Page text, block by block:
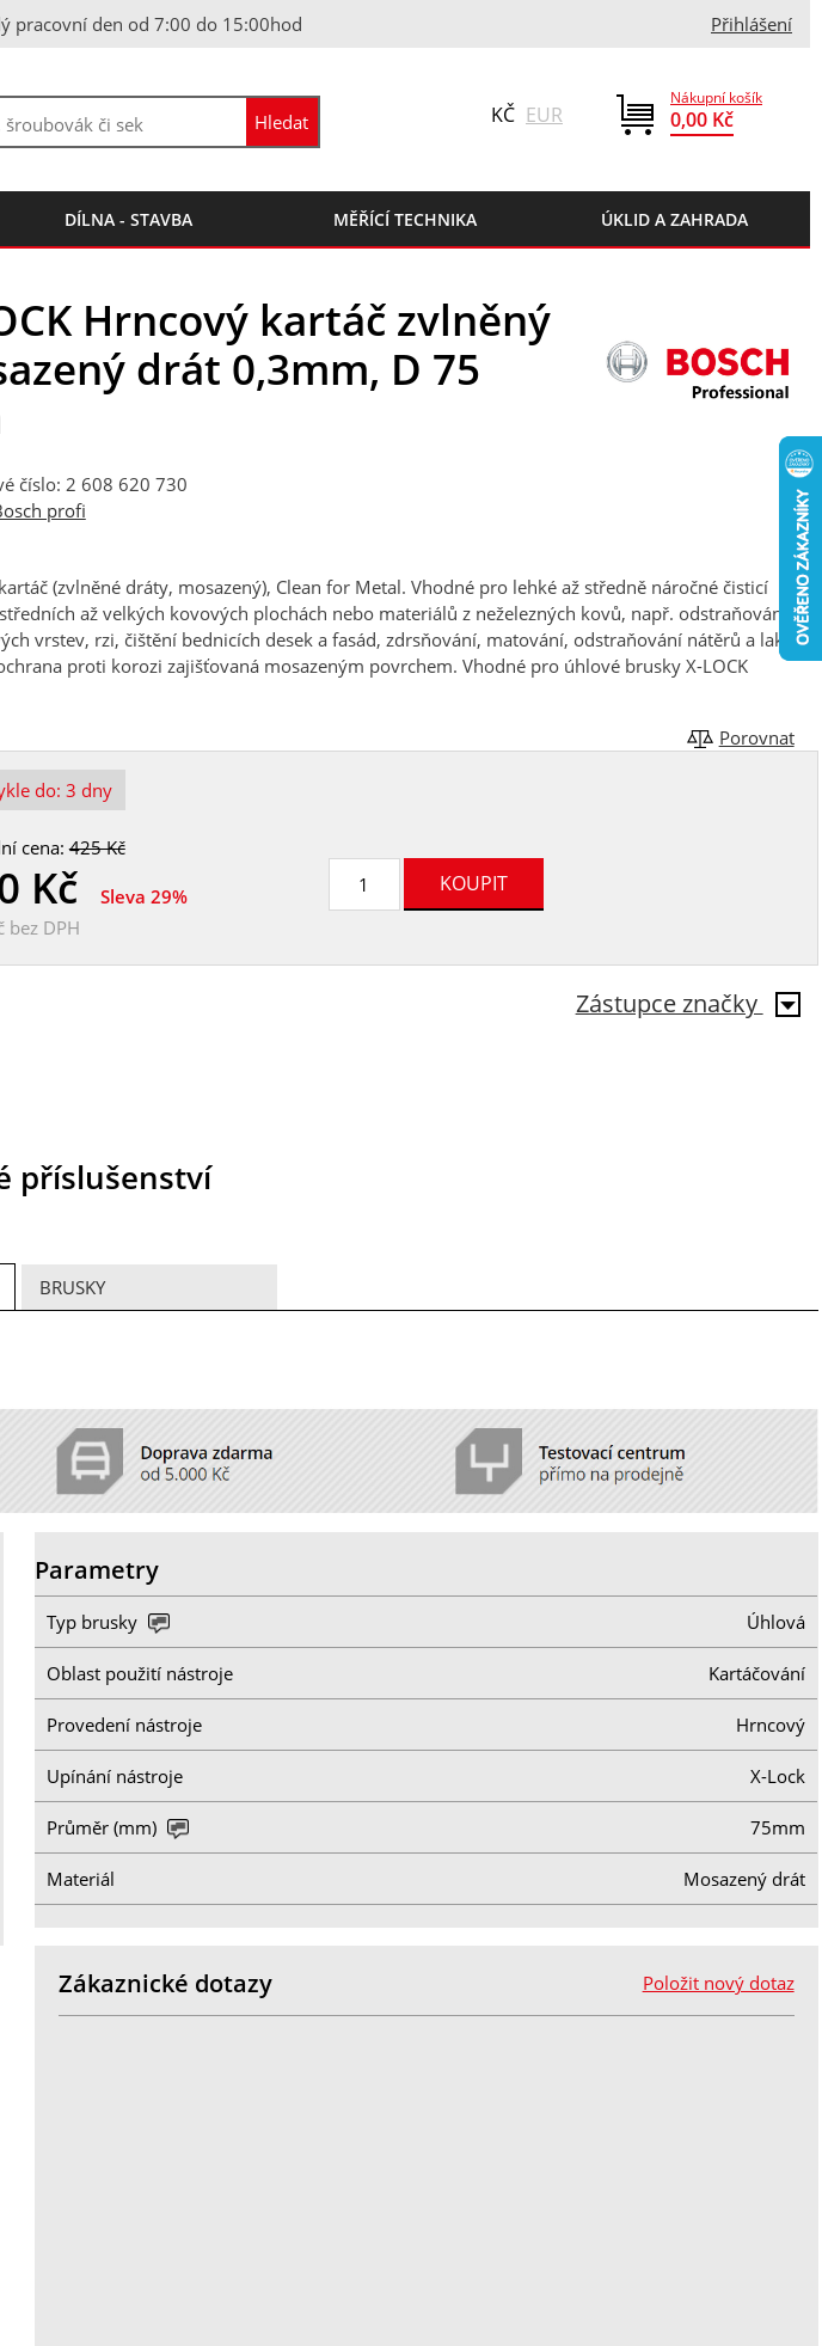
pracovní den od 7:00 do 15:00hod Přihlášení
Nákupní košík
0,00 Kč
KČ EUR
DÍLNA - STAVBA MĚŘÍCÍ TECHNIKA ÚKLID A ZAHRADA
Hrncový kartáč zvlněný
drát 0,3mm, D 75
číslo: 2 608 620 730
profi
(zvlněné dráty, mosazený), Clean for Metal. Vhodné pro lehké až středně náročné čisticí
až velkých kovových plochách nebo materiálů z neželezných kovů, např. odstraňování
vrstev, rzi, čištění bednicích desek a fasád, zdrsňování, matování, odstraňování nátěrů a laků.
proti korozi zajišťovaná mosazeným povrchem. Vhodné pro úhlové brusky X-LOCK
Porovnat
do: 3 dny
cena:425 Kč
Kč
Sleva 29%
bez DPH
Zástupce značky
příslušenství
BRUSKY
Parametry
Typ brusky Úhlová
Oblast použití nástroje Kartáčování
Provedení nástroje Hrncový
Upínání nástroje X-Lock
Průměr (mm) 75mm
Materiál Mosazený drát
Položit nový dotaz
Zákaznické dotazy